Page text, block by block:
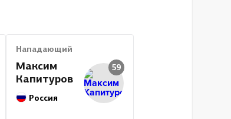
Нападающий
Максим
Капитуров
Россия
59